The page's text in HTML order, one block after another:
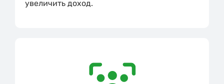
увеличить доход.